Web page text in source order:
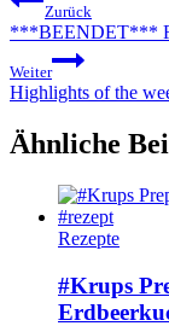
Zurück
***BEENDET***
Weiter
Highlights of the
Ähnliche
Rezepte
#Krups